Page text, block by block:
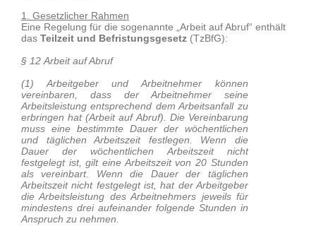
1. Gesetzlicher Rahmen
Eine Regelung für die sogenannte „Arbeit auf Abruf“ enthält
das Teilzeit und Befristungsgesetz (TzBfG):
§ 12 Arbeit auf Abruf
(1) Arbeitgeber und Arbeitnehmer können
vereinbaren, dass der Arbeitnehmer seine
Arbeitsleistung entsprechend dem Arbeitsanfall zu
erbringen hat (Arbeit auf Abruf). Die Vereinbarung
muss eine bestimmte Dauer der wöchentlichen
und täglichen Arbeitszeit festlegen. Wenn die
Dauer der wöchentlichen Arbeitszeit nicht
festgelegt ist, gilt eine Arbeitszeit von 20 Stunden
als vereinbart. Wenn die Dauer der täglichen
Arbeitszeit nicht festgelegt ist, hat der Arbeitgeber
die Arbeitsleistung des Arbeitnehmers jeweils für
mindestens drei aufeinander folgende Stunden in
Anspruch zu nehmen.